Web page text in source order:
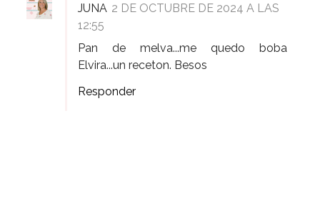
JUNA 2 DE OCTUBRE DE 2024 A LAS
12:55
Pan de melva...me quedo boba
Elvira...un receton. Besos
Responder